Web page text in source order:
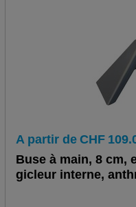
A partir de CHF
Buse à main, 8 cm,
gicleur interne,